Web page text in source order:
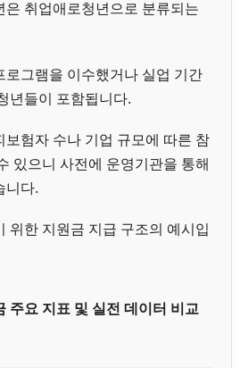
은 취업애로청년으로 분류되는
로그램을 이수했거나 실업 기간
년들이 포함됩니다.
보험자 수나 기업 규모에 따른 참
있으니 사전에 운영기관을 통해
니다.
위한 지원금 지급 구조의 예시입
주요 지표 및 실전 데이터 비교